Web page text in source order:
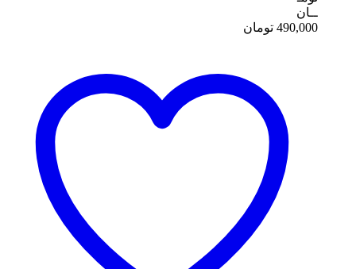
ــان
490,000 تومان